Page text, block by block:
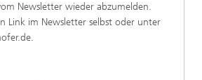
Newsletter wieder abzumelden.
Link im Newsletter selbst oder unter